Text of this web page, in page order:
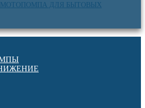
ДЛЯ БЫТОВЫХ